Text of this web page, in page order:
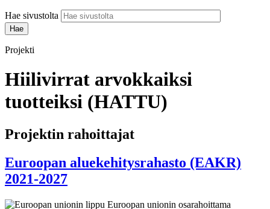
Hae sivustolta
Projekti
Hiilivirrat arvokkaiksi
tuotteiksi (HATTU)
Projektin rahoittajat
Euroopan aluekehitysrahasto (EAKR)
2021-2027